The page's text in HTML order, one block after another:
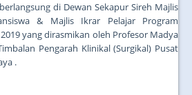
di Dewan Sekapur Sireh Majlis
& Majlis Ikrar Pelajar Program
yang dirasmikan oleh Profesor Madya
Pengarah Klinikal (Surgikal) Pusat
.